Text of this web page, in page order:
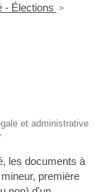
- Élections >
et administrative
les documents à
première